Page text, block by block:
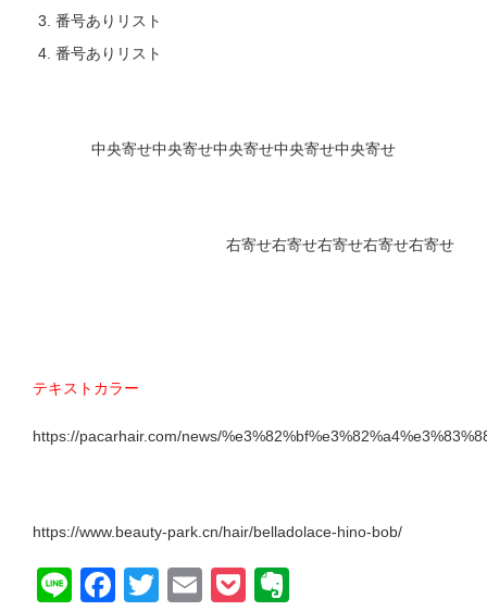
番号ありリスト
番号ありリスト
中央寄せ中央寄せ中央寄せ中央寄せ中央寄せ
右寄せ右寄せ右寄せ右寄せ右寄せ
テキストカラー
https://pacarhair.com/news/
https://www.beauty-park.cn/hair/belladolace-hino-bob/
LineFacebook
Twitter
EmailPocket